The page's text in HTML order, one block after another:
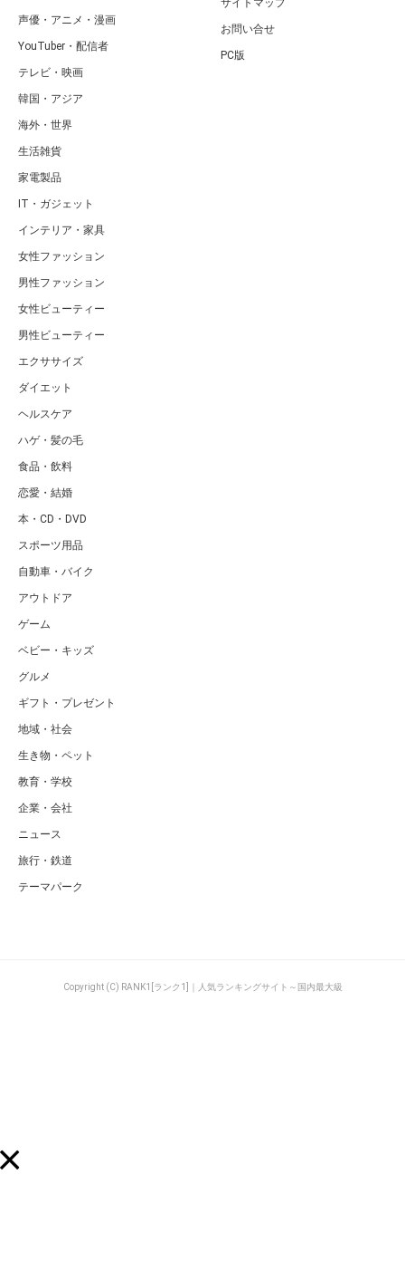
声優・アニメ・漫画
YouTuber・配信者
テレビ・映画
韓国・アジア
海外・世界
生活雑貨
家電製品
IT・ガジェット
インテリア・家具
女性ファッション
男性ファッション
女性ビューティー
男性ビューティー
エクササイズ
ダイエット
ヘルスケア
ハゲ・髪の毛
食品・飲料
恋愛・結婚
本・CD・DVD
スポーツ用品
自動車・バイク
アウトドア
ゲーム
ベビー・キッズ
グルメ
ギフト・プレゼント
地域・社会
生き物・ペット
教育・学校
企業・会社
ニュース
旅行・鉄道
テーマパーク
サイトマップ
お問い合せ
PC版
Copyright (C) RANK1[ランク1]｜人気ランキングサイト～国内最大級